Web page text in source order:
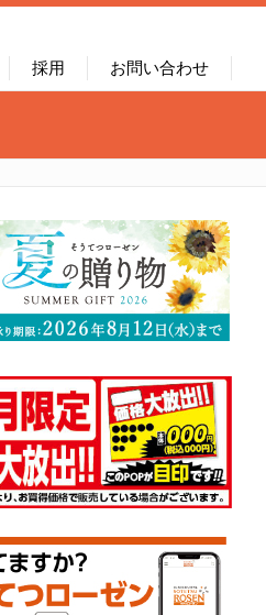
採用 お問い合わせ